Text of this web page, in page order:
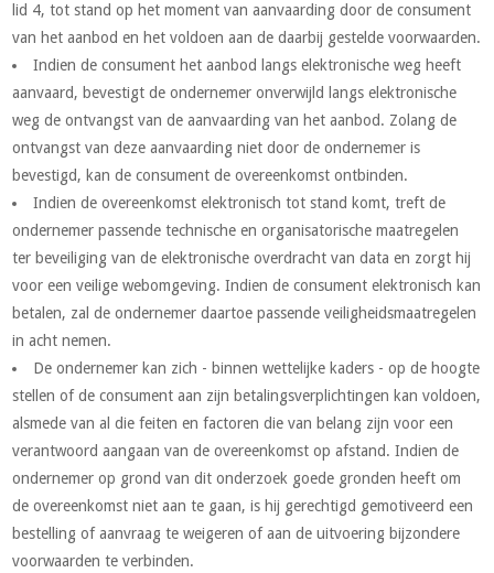
lid 4, tot stand op het moment van aanvaarding door de consument
van het aanbod en het voldoen aan de daarbij gestelde voorwaarden.
Indien de consument het aanbod langs elektronische weg heeft
aanvaard, bevestigt de ondernemer onverwijld langs elektronische
weg de ontvangst van de aanvaarding van het aanbod. Zolang de
ontvangst van deze aanvaarding niet door de ondernemer is
bevestigd, kan de consument de overeenkomst ontbinden.
Indien de overeenkomst elektronisch tot stand komt, treft de
ondernemer passende technische en organisatorische maatregelen
ter beveiliging van de elektronische overdracht van data en zorgt hij
voor een veilige webomgeving. Indien de consument elektronisch kan
betalen, zal de ondernemer daartoe passende veiligheidsmaatregelen
in acht nemen.
De ondernemer kan zich - binnen wettelijke kaders - op de hoogte
stellen of de consument aan zijn betalingsverplichtingen kan voldoen,
alsmede van al die feiten en factoren die van belang zijn voor een
verantwoord aangaan van de overeenkomst op afstand. Indien de
ondernemer op grond van dit onderzoek goede gronden heeft om
de overeenkomst niet aan te gaan, is hij gerechtigd gemotiveerd een
bestelling of aanvraag te weigeren of aan de uitvoering bijzondere
voorwaarden te verbinden.